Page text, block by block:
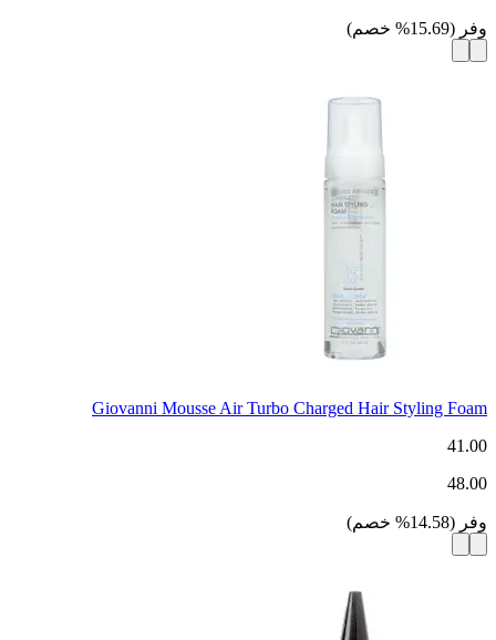
وفر (
15.69
% خصم)
Giovanni Mousse Air Turbo Charged Hair Styling Foam
41.00
48.00
وفر (
14.58
% خصم)